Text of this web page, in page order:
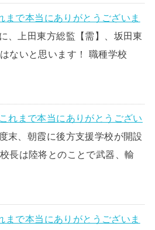
まで本当にありがとうございま
、上田東方総監【需】、坂田東
ないと思います！ 職種学校
これまで本当にありがとうござい
末、朝霞に後方支援学校が開設
長は陸将とのことで武器、輸
まで本当にありがとうございま